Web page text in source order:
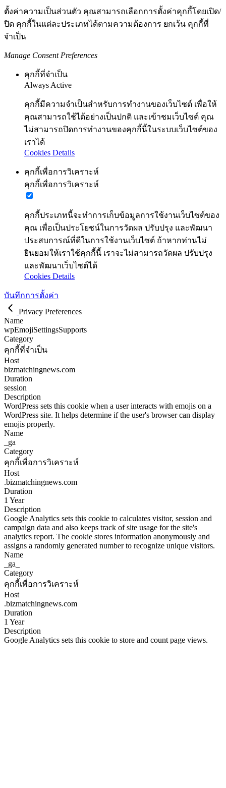
ตั้งค่าความเป็นส่วนตัว คุณสามารถเลือกการตั้งค่าคุกกี้โดยเปิด/
ปิด คุกกี้ในแต่ละประเภทได้ตามความต้องการ ยกเว้น คุกกี้ที่
จำเป็น
Manage Consent Preferences
คุกกี้ที่จำเป็น
Always Active
คุกกี้มีความจำเป็นสำหรับการทำงานของเว็บไซต์ เพื่อให้
คุณสามารถใช้ได้อย่างเป็นปกติ และเข้าชมเว็บไซต์ คุณ
ไม่สามารถปิดการทำงานของคุกกี้นี้ในระบบเว็บไซต์ของ
เราได้
Cookies Details
คุกกี้เพื่อการวิเคราะห์
คุกกี้เพื่อการวิเคราะห์
คุกกี้ประเภทนี้จะทำการเก็บข้อมูลการใช้งานเว็บไซต์ของ
คุณ เพื่อเป็นประโยชน์ในการวัดผล ปรับปรุง และพัฒนา
ประสบการณ์ที่ดีในการใช้งานเว็บไซต์ ถ้าหากท่านไม่
ยินยอมให้เราใช้คุกกี้นี้ เราจะไม่สามารถวัดผล ปรับปรุง
และพัฒนาเว็บไซต์ได้
Cookies Details
บันทึกการตั้งค่า
Privacy Preferences
Name
wpEmojiSettingsSupports
Category
คุกกี้ที่จำเป็น
Host
bizmatchingnews.com
Duration
session
Description
WordPress sets this cookie when a user interacts with emojis on a
WordPress site. It helps determine if the user's browser can display
emojis properly.
Name
_ga
Category
คุกกี้เพื่อการวิเคราะห์
Host
.bizmatchingnews.com
Duration
1 Year
Description
Google Analytics sets this cookie to calculates visitor, session and
campaign data and also keeps track of site usage for the site's
analytics report. The cookie stores information anonymously and
assigns a randomly generated number to recognize unique visitors.
Name
_ga_
Category
คุกกี้เพื่อการวิเคราะห์
Host
.bizmatchingnews.com
Duration
1 Year
Description
Google Analytics sets this cookie to store and count page views.